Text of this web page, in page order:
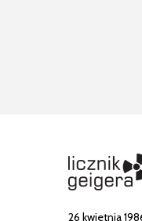
26 kwietnia